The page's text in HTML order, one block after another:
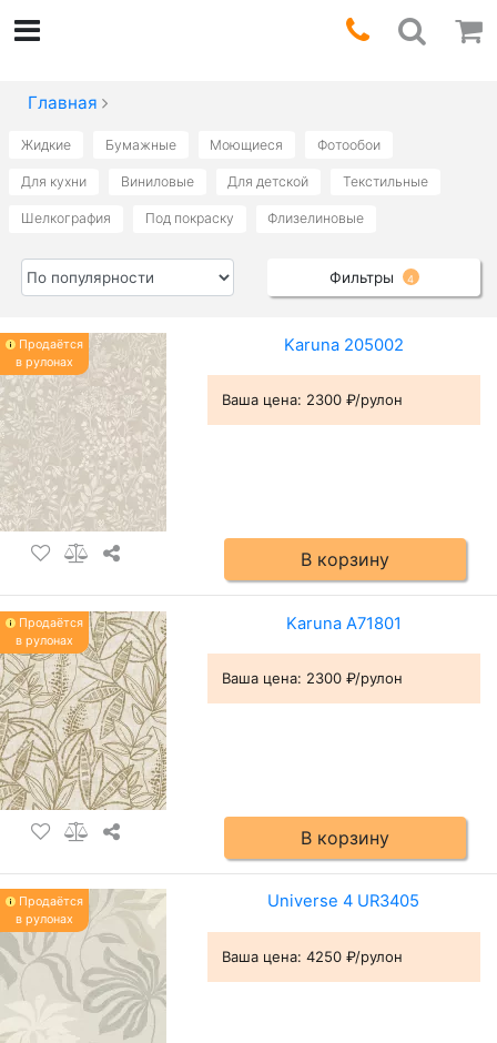
Главная
Жидкие Бумажные Моющиеся Фотообои
Для кухни Виниловые Для детской Текстильные
Шелкография Под покраску Флизелиновые
Фильтры 4
Продаётся
в рулонах
Karuna 205002
Ваша цена: 2300 ₽/рулон
В корзину
Продаётся
в рулонах
Karuna A71801
Ваша цена: 2300 ₽/рулон
В корзину
Продаётся
в рулонах
Universe 4 UR3405
Ваша цена: 4250 ₽/рулон